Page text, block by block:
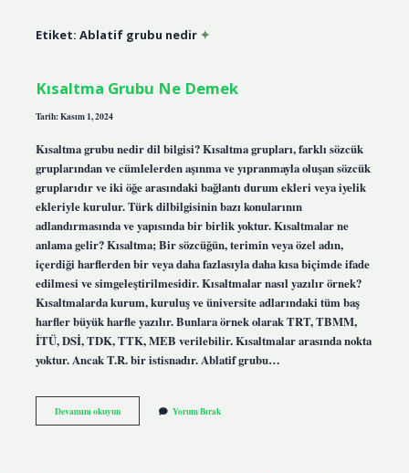
Etiket: Ablatif grubu nedir
Kısaltma Grubu Ne Demek
Tarih: Kasım 1, 2024
Kısaltma grubu nedir dil bilgisi? Kısaltma grupları, farklı sözcük
gruplarından ve cümlelerden aşınma ve yıpranmayla oluşan sözcük
gruplarıdır ve iki öğe arasındaki bağlantı durum ekleri veya iyelik
ekleriyle kurulur. Türk dilbilgisinin bazı konularının
adlandırmasında ve yapısında bir birlik yoktur. Kısaltmalar ne
anlama gelir? Kısaltma; Bir sözcüğün, terimin veya özel adın,
içerdiği harflerden bir veya daha fazlasıyla daha kısa biçimde ifade
edilmesi ve simgeleştirilmesidir. Kısaltmalar nasıl yazılır örnek?
Kısaltmalarda kurum, kuruluş ve üniversite adlarındaki tüm baş
harfler büyük harfle yazılır. Bunlara örnek olarak TRT, TBMM,
İTÜ, DSİ, TDK, TTK, MEB verilebilir. Kısaltmalar arasında nokta
yoktur. Ancak T.R. bir istisnadır. Ablatif grubu…
Devamını okuyunKısaltma
Grubu
Yorum Bırak